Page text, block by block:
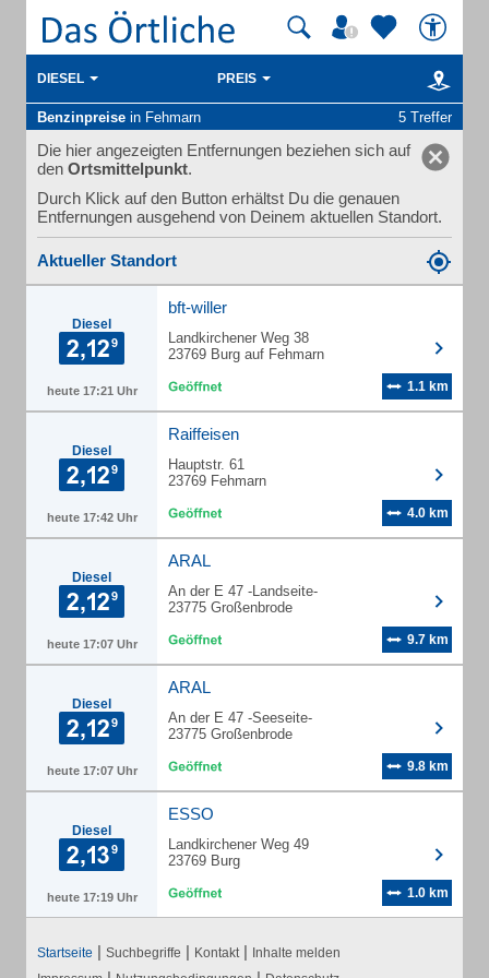
DIESEL PREIS
Benzinpreise in Fehmarn 5 Treffer
Die hier angezeigten Entfernungen beziehen sich auf
den Ortsmittelpunkt.
Durch Klick auf den Button erhältst Du die genauen
Entfernungen ausgehend von Deinem aktuellen Standort.
Aktueller Standort
Diesel
heute 17:21 Uhr
bft-willer
Landkirchener Weg 38
23769 Burg auf Fehmarn
1.1 km
Diesel
heute 17:42 Uhr
Raiffeisen
Hauptstr. 61
23769 Fehmarn
4.0 km
Diesel
heute 17:07 Uhr
ARAL
An der E 47 -Landseite-
23775 Großenbrode
9.7 km
Diesel
heute 17:07 Uhr
ARAL
An der E 47 -Seeseite-
23775 Großenbrode
9.8 km
Diesel
heute 17:19 Uhr
ESSO
Landkirchener Weg 49
23769 Burg
1.0 km
Startseite | Suchbegriffe | Kontakt | Inhalte melden